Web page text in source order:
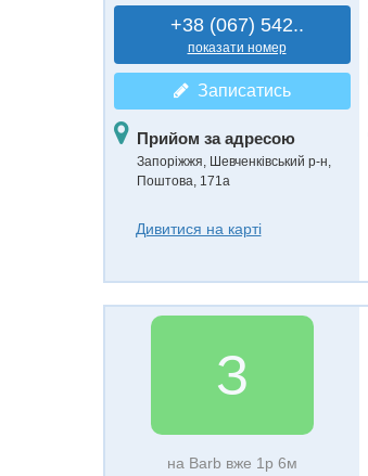
+38 (067) 542..
показати номер
Записатись
Прийом за адресою
Запоріжжя, Шевченківський р-н,
Поштова, 171а
Дивитися на карті
З
на Barb вже 1р 6м